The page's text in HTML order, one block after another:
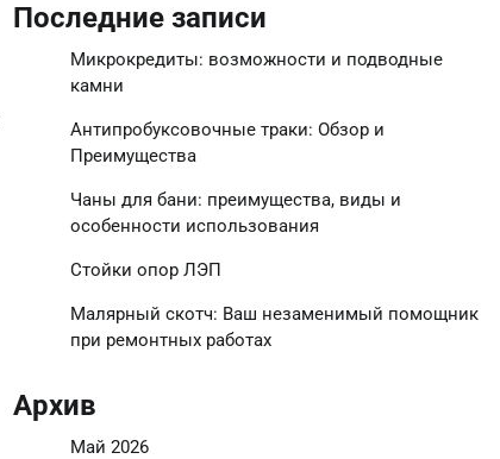
Последние записи
Микрокредиты: возможности и подводные
камни
Антипробуксовочные траки: Обзор и
Преимущества
Чаны для бани: преимущества, виды и
особенности использования
Стойки опор ЛЭП
Малярный скотч: Ваш незаменимый помощник
при ремонтных работах
Архив
Май 2026